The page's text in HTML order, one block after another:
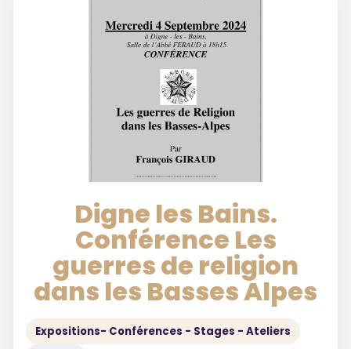
Digne les Bains.
Conférence Les
guerres de religion
dans les Basses Alpes
Expositions- Conférences - Stages - Ateliers